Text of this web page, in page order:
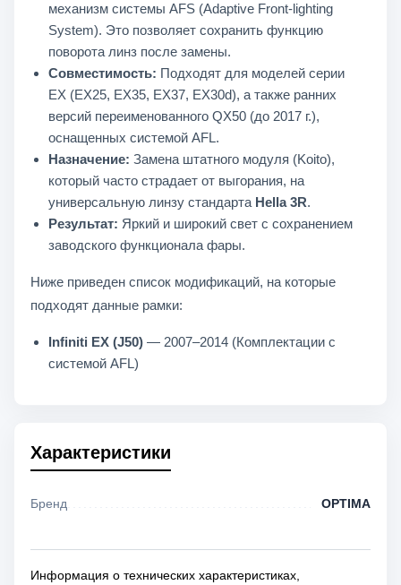
механизм системы AFS (Adaptive Front-lighting
System). Это позволяет сохранить функцию
поворота линз после замены.
Совместимость: Подходят для моделей серии
EX (EX25, EX35, EX37, EX30d), а также ранних
версий переименованного QX50 (до 2017 г.),
оснащенных системой AFL.
Назначение: Замена штатного модуля (Koito),
который часто страдает от выгорания, на
универсальную линзу стандарта Hella 3R.
Результат: Яркий и широкий свет с сохранением
заводского функционала фары.
Ниже приведен список модификаций, на которые
подходят данные рамки:
Infiniti EX (J50) — 2007–2014 (Комплектации с
системой AFL)
Характеристики
Бренд OPTIMA
Информация о технических характеристиках,